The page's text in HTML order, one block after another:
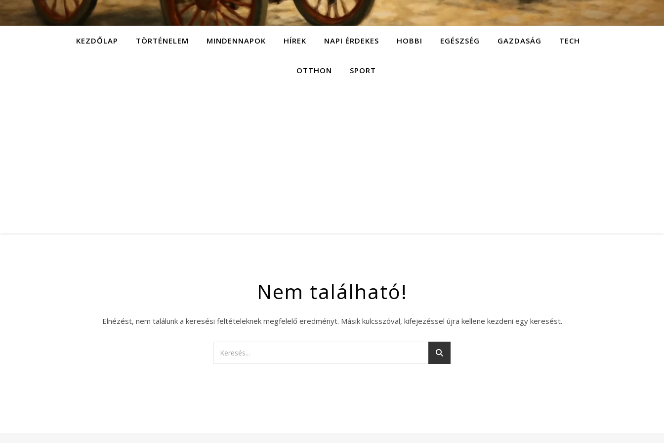
KEZDŐLAP TÖRTÉNELEM MINDENNAPOK HÍREK NAPI ÉRDEKES HOBBI EGÉSZSÉG GAZDASÁG TECH
OTTHON SPORT
Nem található!
Elnézést, nem találunk a keresési feltételeknek megfelelő eredményt. Másik kulcsszóval, kifejezéssel újra kellene kezdeni egy keresést.